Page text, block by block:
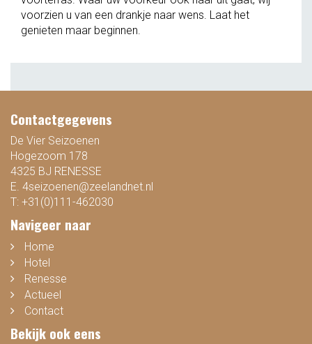
voorzien u van een drankje naar wens. Laat het
genieten maar beginnen.
Contactgegevens
De Vier Seizoenen
Hogezoom 178
4325 BJ RENESSE
E. 4seizoenen@zeelandnet.nl
T: +31(0)111-462030
Navigeer naar
Home
Hotel
Renesse
Actueel
Contact
Bekijk ook eens